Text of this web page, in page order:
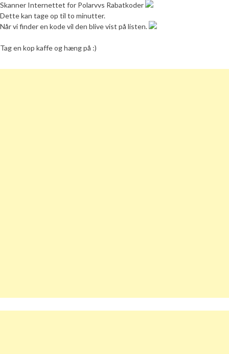
Skanner Internettet for Polarvvs Rabatkoder
Dette kan tage op til to minutter.
Når vi finder en kode vil den blive vist på listen.
Tag en kop kaffe og hæng på :)